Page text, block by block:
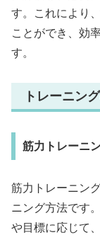
す。これにより
ことができ、効
す。
トレーニン
筋力トレーニ
筋力トレーニン
ニング方法です
や目標に応じて